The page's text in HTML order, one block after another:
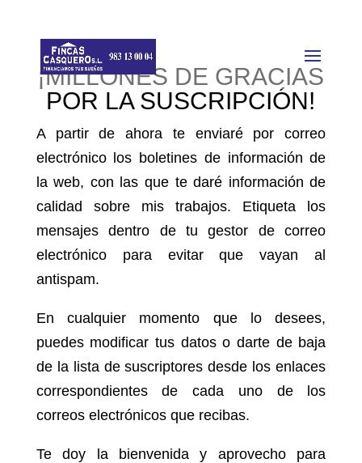
¡MILLONES DE GRACIAS
POR LA SUSCRIPCIÓN!
A partir de ahora te enviaré por correo
electrónico los boletines de información de
la web, con las que te daré información de
calidad sobre mis trabajos. Etiqueta los
mensajes dentro de tu gestor de correo
electrónico para evitar que vayan al
antispam.
En cualquier momento que lo desees,
puedes modificar tus datos o darte de baja
de la lista de suscriptores desde los enlaces
correspondientes de cada uno de los
correos electrónicos que recibas.
Te doy la bienvenida y aprovecho para